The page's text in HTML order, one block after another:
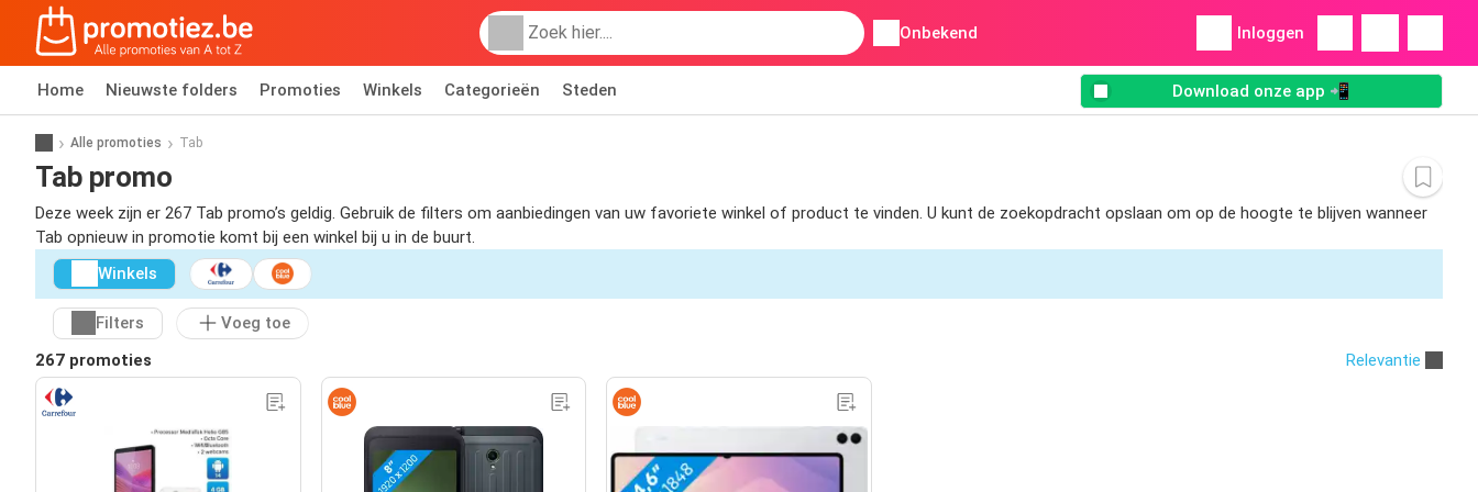
Onbekend Inloggen
Home Nieuwste folders Promoties Winkels Categorieën Steden Download onze app 📲
Alle promoties Tab
Tab promo
Deze week zijn er 267 Tab promo’s geldig. Gebruik de filters om aanbiedingen van uw favoriete winkel of product te vinden. U kunt de zoekopdracht opslaan om op de hoogte te blijven wanneer
Tab opnieuw in promotie komt bij een winkel bij u in de buurt.
Winkels
Filters
Voeg toe
267 promoties
Relevantie